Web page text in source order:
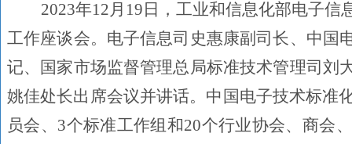
2023年12月19日，工业和信息化部电子
工作座谈会。电子信息司史惠康副司长、中国
记、国家市场监督管理总局标准技术管理司刘
姚佳处长出席会议并讲话。中国电子技术标准
员会、3个标准工作组和20个行业协会、商会